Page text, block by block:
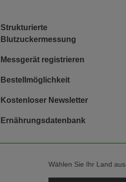
Strukturierte
Blutzuckermessung
Messgerät registrieren
Bestellmöglichkeit
Kostenloser Newsletter
Ernährungsdatenbank
Wählen Sie Ihr Land aus